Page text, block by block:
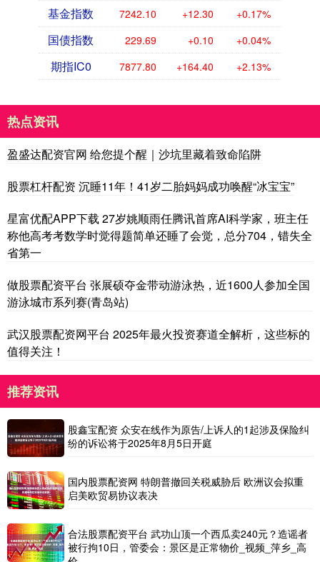
基金指数 7242.10 +12.30 +0.17%
国债指数 229.69 +0.10 +0.04%
期指IC0 7877.80 +164.40 +2.13%
热点资讯
盈盛达配资官网 给您提个醒｜沙坑里藏着致命陷阱
股票杠杆配资 沉睡11年！41岁二胎妈妈成功唤醒“冰宝宝”
星富优配APP下载 27岁姚顺雨任腾讯首席AI科学家，班主任
称他高考考数学时觉得题简单还睡了会觉，总分704，错失全
省第一
做股票配资平台 张展硕夺金带动游泳热，近1600人参加全国
游泳城市系列赛(青岛站)
武汉股票配资网平台 2025年最火投资赛道全解析，这些标的
值得关注！
推荐资讯
股鑫宝配资 众安在线作为原告/上诉人的1起涉及保险纠
纷的诉讼将于2025年8月5日开庭
国内股票配资网 特朗普撤回关税威胁后 欧洲议会拟重
启美欧贸易协议表决
合法股票配资平台 武功山顶一个西瓜卖240元？造谣者
被行拘10日，管委会：景区是正常物价_视频_萍乡_高